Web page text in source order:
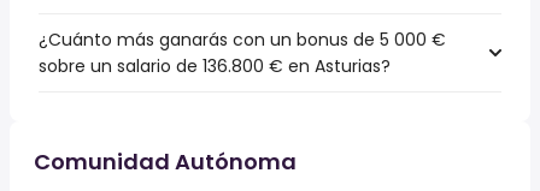
¿Cuánto más ganarás con un bonus de 5 000 €
sobre un salario de 136.800 € en Asturias?
Comunidad Autónoma